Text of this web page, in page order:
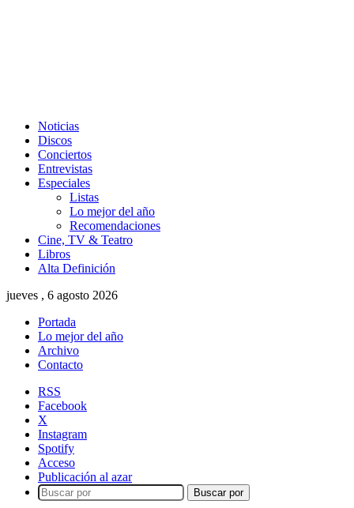
Noticias
Discos
Conciertos
Entrevistas
Especiales
Listas
Lo mejor del año
Recomendaciones
Cine, TV & Teatro
Libros
Alta Definición
jueves , 6 agosto 2026
Portada
Lo mejor del año
Archivo
Contacto
RSS
Facebook
X
Instagram
Spotify
Acceso
Publicación al azar
Buscar por